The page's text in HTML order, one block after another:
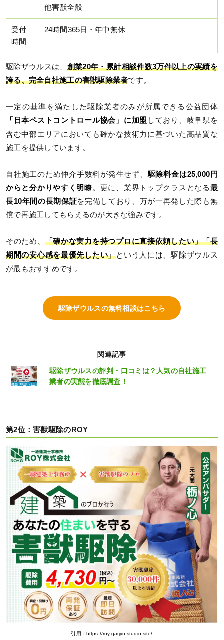
他害獣全般
受付
時間
24時間365日・年中無休
駆除ザウルスは、 創業20年・累計相談件数3万件以上の実績を
誇る、完全自社施工の害獣駆除業者です。
一定の基準を満たした駆除業者のみが所属できる公益団体
「日本ペストコントロール協会」に加盟 しており、岐阜県を
含む中部エリアにおいても確かな技術力に基づいた高品質な
施工を提供しています。
自社施工のため仲介手数料が発生せず、駆除料金は25,000円
からと分かりやすく明瞭。更に、業界トップクラスとなる最
長10年間の長期保証を完備しており、万が一再発した際も無
償で再施工してもらえるのが大きな強みです。
そのため、 「確かな実力を持つプロに直接依頼したい」「長
期間の安心感を最優先したい」という人には、駆除ザウルス
が最もおすすめです。
駆除ザウルスの無料相談はこちら
関連記事
駆除ザウルスの評判・口コミは？人気の自社施工
業者の実態を徹底調査！
第2位：害獣駆除のROY
引用：https://roy-gaijyu.studio.site/